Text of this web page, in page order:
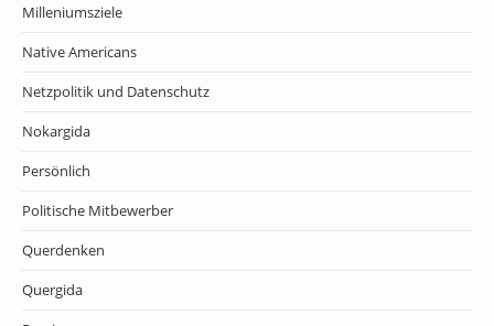
Milleniumsziele
Native Americans
Netzpolitik und Datenschutz
Nokargida
Persönlich
Politische Mitbewerber
Querdenken
Quergida